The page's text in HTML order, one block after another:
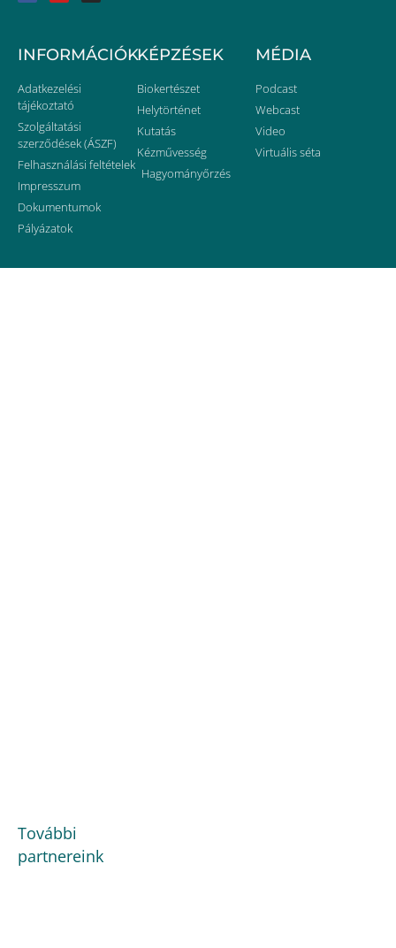
INFORMÁCIÓK
Adatkezelési
tájékoztató
Szolgáltatási
szerződések (ÁSZF)
Felhasználási feltételek
Impresszum
Dokumentumok
Pályázatok
KÉPZÉSEK
Biokertészet
Helytörténet
Kutatás
Kézművesség
Hagyományőrzés
MÉDIA
Podcast
Webcast
Video
Virtuális séta
További
partnereink